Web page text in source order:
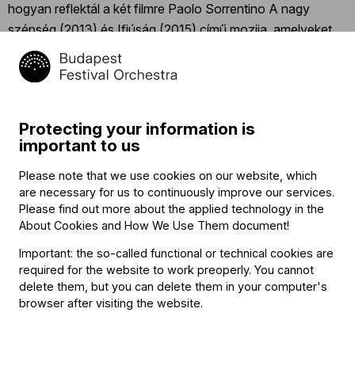
hogyan reflektál a két filmre Paolo Sorrentino A nagy
szépség (2013) és Ifjúság (2015) című mozija, amelyeket
szintén megnézhetünk a Müpában.
nagyon erős hatással voltak és vannak az olasz filmre.
egy felfelé törekvő, Amerika és Nyugat-Európa felé
kacsingató világ. A Müpában arról is beszélgetünk majd,
hogyan pozicionálja magát újra Itália a nyári olimpiával,
a designnal… Sorrentino Rómája már a turisták
megszállta város, szelfivillogással”– fogalmaz Réz
András filmesztéta a Müpa Magazin hasábjain.
Az említett alkotásokban felmerülő kérdések hasonlók, a
válaszok azonban különböznek. Az élet értelme, az idő
Protecting your information is
important to us
Please note that we use cookies on our website, which
are necessary for us to continuously improve our services.
Please find out more about the applied technology in the
About Cookies and How We Use Them document!
Important: the so-called functional or technical cookies are
required for the website to work preoperly. You cannot
delete them, but you can delete them in your computer's
browser after visiting the website.